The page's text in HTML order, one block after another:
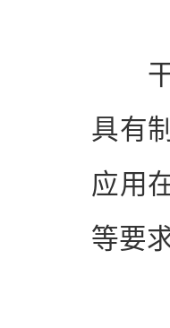
干
具有
应用
等要